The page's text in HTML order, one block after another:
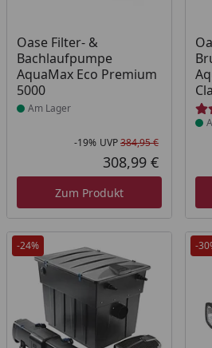
Oase Filter- &
Bachlaufpumpe
AquaMax Eco Premium
5000
Produkt am Lager
Am Lager
Rabatt in
-19% UVP384,95 €
Aktueller
308,99 €
Zum Produkt
-24% -